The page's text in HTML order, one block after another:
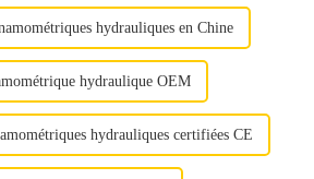
hydrauliques en Chine
hydraulique OEM
hydrauliques certifiées CE